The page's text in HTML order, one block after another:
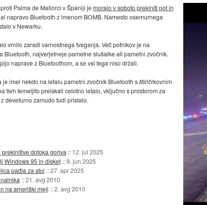
Palma de Mallorci v Španiji jemoralo v soboto prekiniti pot in
napravo Bluetooth z imenom BOMB. Namesto osemurnega
v Newarku.
vrnilo zaradi varnostnega tveganja. Več potnikov je na
najverjetneje pametne slušalke ali pametni zvočnik.
naprave z Bluetoothom, a se vsi tega niso držali.
imel nekdo na letalu pametni zvočnik Bluetooth s štiričrkovnim
tleh temeljito preiskali celotno letalo, vključno s prostorom za
deveturno zamudo tudi pristalo.
dotoka goriva :: 12. jul 2025
Windows 95 in disket ::9. jun 2025
padla za stol ::27. apr 2025
::21. avg 2010
na ameriški meji ::2. avg 2010